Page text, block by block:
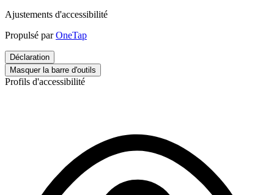
Ajustements d'accessibilité
Propulsé parOneTap
Déclaration
Masquer la barre d'outils
Profils d'accessibilité